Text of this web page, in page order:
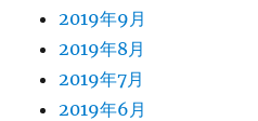
2019年9月
2019年8月
2019年7月
2019年6月